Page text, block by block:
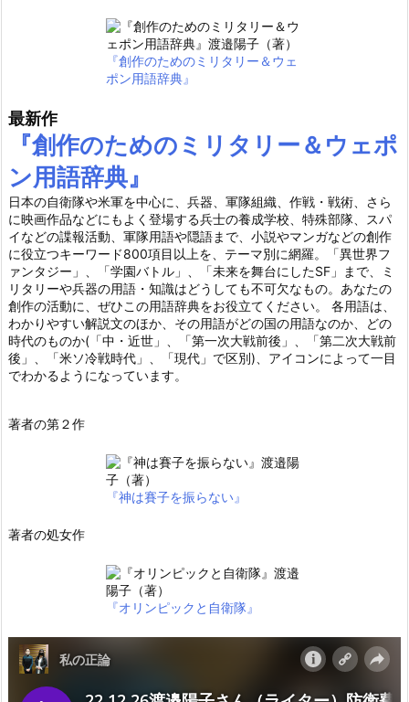
『創作のためのミリタリー＆ウェ
ポン用語辞典』
最新作
『創作のためのミリタリー＆ウェポ
ン用語辞典』
日本の自衛隊や米軍を中心に、兵器、軍隊組織、作戦・戦術、さら
に映画作品などにもよく登場する兵士の養成学校、特殊部隊、スパ
イなどの諜報活動、軍隊用語や隠語まで、小説やマンガなどの創作
に役立つキーワード800項目以上を、テーマ別に網羅。「異世界フ
ァンタジー」、「学園バトル」、「未来を舞台にしたSF」まで、ミ
リタリーや兵器の用語・知識はどうしても不可欠なもの。あなたの
創作の活動に、ぜひこの用語辞典をお役立てください。 各用語は、
わかりやすい解説文のほか、その用語がどの国の用語なのか、どの
時代のものか(「中・近世」、「第一次大戦前後」、「第二次大戦前
後」、「米ソ冷戦時代」、「現代」で区別)、アイコンによって一目
でわかるようになっています。
著者の第２作
『神は賽子を振らない』
著者の処女作
『オリンピックと自衛隊』